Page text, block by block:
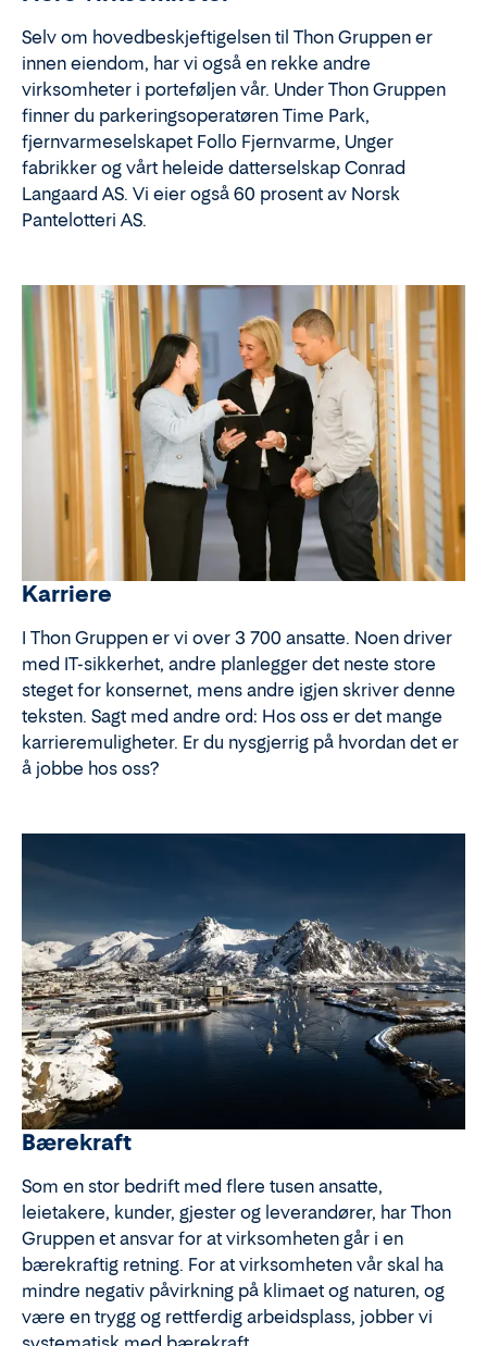
Selv om hovedbeskjeftigelsen til Thon Gruppen er
innen eiendom, har vi også en rekke andre
virksomheter i porteføljen vår. Under Thon Gruppen
finner du parkeringsoperatøren Time Park,
fjernvarmeselskapet Follo Fjernvarme, Unger
fabrikker og vårt heleide datterselskap Conrad
Langaard AS. Vi eier også 60 prosent av Norsk
Pantelotteri AS.
Karriere
I Thon Gruppen er vi over 3 700 ansatte. Noen driver
med IT-sikkerhet, andre planlegger det neste store
steget for konsernet, mens andre igjen skriver denne
teksten. Sagt med andre ord: Hos oss er det mange
karrieremuligheter. Er du nysgjerrig på hvordan det er
å jobbe hos oss?
Bærekraft
Som en stor bedrift med flere tusen ansatte,
leietakere, kunder, gjester og leverandører, har Thon
Gruppen et ansvar for at virksomheten går i en
bærekraftig retning. For at virksomheten vår skal ha
mindre negativ påvirkning på klimaet og naturen, og
være en trygg og rettferdig arbeidsplass, jobber vi